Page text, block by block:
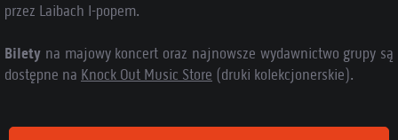
przez Laibach l-popem.
Bilety na majowy koncert oraz najnowsze wydawnictwo grupy są
dostępne na Knock Out Music Store (druki kolekcjonerskie).